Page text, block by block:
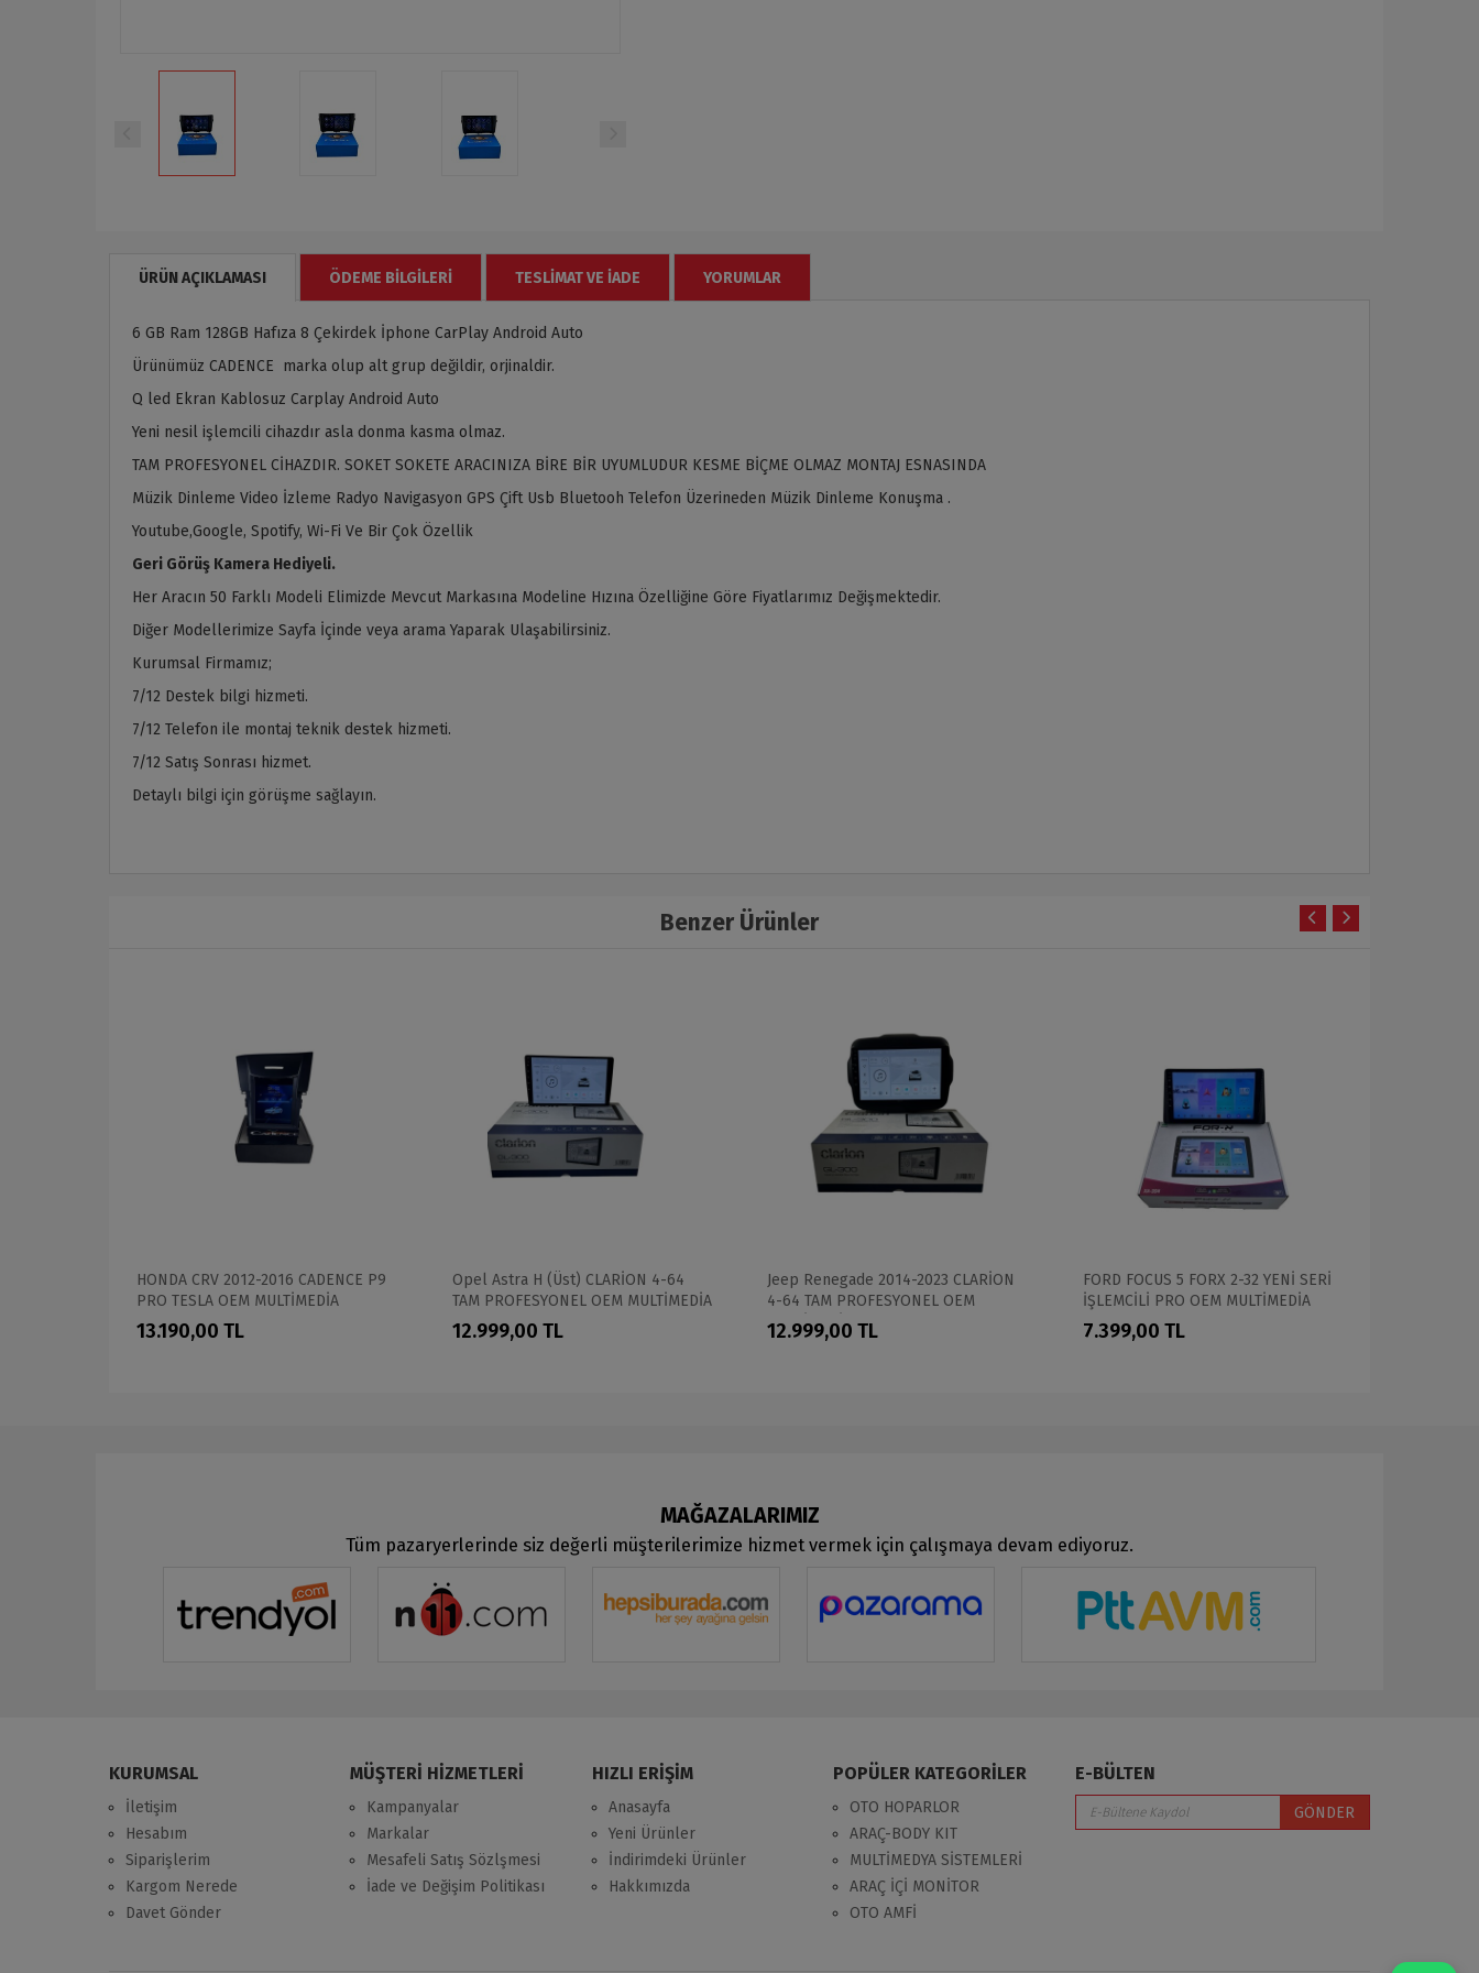
ÜRÜN AÇIKLAMASI ÖDEME BILGILERI TESLIMAT VE İADE YORUMLAR
6 GB Ram 128GB Hafıza 8 Çekirdek İphone CarPlay Android Auto
Ürünümüz CADENCE marka olup alt grup değildir, orjinaldir.
Q led Ekran Kablosuz Carplay Android Auto
Yeni nesil işlemcili cihazdır asla donma kasma olmaz.
TAM PROFESYONEL CİHAZDIR. SOKET SOKETE ARACINIZA BİRE BİR UYUMLUDUR KESME BİÇME OLMAZ MONTAJ ESNASINDA
Müzik Dinleme Video İzleme Radyo Navigasyon GPS Çift Usb Bluetooh Telefon Üzerineden Müzik Dinleme Konuşma .
Youtube,Google, Spotify, Wi-Fi Ve Bir Çok Özellik
Geri Görüş Kamera Hediyeli.
Her Aracın 50 Farklı Modeli Elimizde Mevcut Markasına Modeline Hızına Özelliğine Göre Fiyatlarımız Değişmektedir.
Diğer Modellerimize Sayfa İçinde veya arama Yaparak Ulaşabilirsiniz.
Kurumsal Firmamız;
7/12 Destek bilgi hizmeti.
7/12 Telefon ile montaj teknik destek hizmeti.
7/12 Satış Sonrası hizmet.
Detaylı bilgi için görüşme sağlayın.
Benzer Ürünler
HONDA CRV 2012-2016 CADENCE P9
PRO TESLA OEM MULTİMEDİA
13.190,00 TL
Opel Astra H (Üst) CLARİON 4-64
TAM PROFESYONEL OEM MULTİMEDİA
12.999,00 TL
Jeep Renegade 2014-2023 CLARİON
4-64 TAM PROFESYONEL OEM
MULTİMEDİA
12.999,00 TL
FORD FOCUS 5 FORX 2-32 YENİ SERİ
İŞLEMCİLİ PRO OEM MULTİMEDİA
7.399,00 TL
MAĞAZALARIMIZ
Tüm pazaryerlerinde siz değerli müşterilerimize hizmet vermek için çalışmaya devam ediyoruz.
KURUMSAL
İletişim
Hesabım
Siparişlerim
Kargom Nerede
Davet Gönder
MÜŞTERİ HİZMETLERİ
Kampanyalar
Markalar
Mesafeli Satış Sözlşmesi
İade ve Değişim Politikası
HIZLI ERİŞİM
Anasayfa
Yeni Ürünler
İndirimdeki Ürünler
Hakkımızda
POPÜLER KATEGORİLER
OTO HOPARLOR
ARAÇ-BODY KIT
MULTİMEDYA SİSTEMLERİ
ARAÇ İÇİ MONİTOR
OTO AMFİ
E-BÜLTEN
GÖNDER